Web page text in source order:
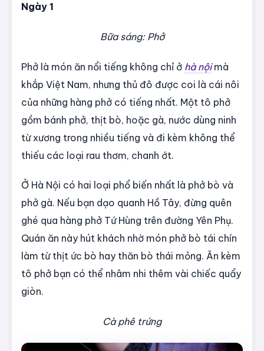
Ngày 1
Bữa sáng: Phở
Phở là món ăn nổi tiếng không chỉ ở hà nộimà
khắp Việt Nam, nhưng thủ đô được coi là cái nôi
của những hàng phở có tiếng nhất. Một tô phở
gồm bánh phở, thịt bò, hoặc gà, nước dùng ninh
từ xương trong nhiều tiếng và đi kèm không thể
thiếu các loại rau thơm, chanh ớt.
Ở Hà Nội có hai loại phổ biến nhất là phở bò và
phở gà. Nếu bạn dạo quanh Hồ Tây, đừng quên
ghé qua hàng phở Tứ Hùng trên đường Yên Phụ.
Quán ăn này hút khách nhờ món phở bò tái chín
làm từ thịt ức bò hay thăn bò thái mỏng. Ăn kèm
tô phở bạn có thể nhâm nhi thêm vài chiếc quẩy
giòn.
Cà phê trứng